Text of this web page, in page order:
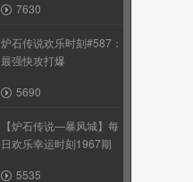
7630
炉石传说欢乐时刻#587：
最强快攻打爆
5690
【炉石传说—暴风城】每
日欢乐幸运时刻1967期
5535